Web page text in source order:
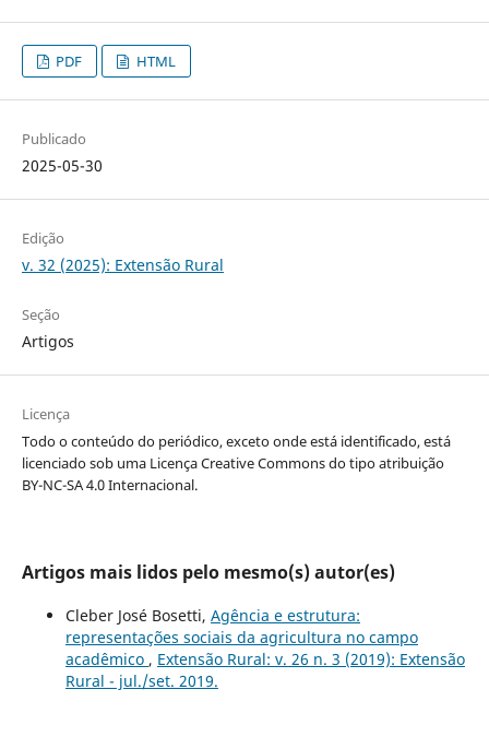
PDF HTML
Publicado
2025-05-30
Edição
v. 32 (2025): Extensão Rural
Seção
Artigos
Licença
Todo o conteúdo do periódico, exceto onde está identificado, está
licenciado sob uma Licença Creative Commons do tipo atribuição
BY-NC-SA 4.0 Internacional.
Artigos mais lidos pelo mesmo(s) autor(es)
Cleber José Bosetti, Agência e estrutura:
representações sociais da agricultura no campo
acadêmico , Extensão Rural: v. 26 n. 3 (2019): Extensão
Rural - jul./set. 2019.